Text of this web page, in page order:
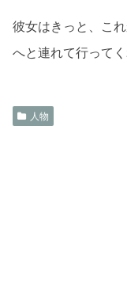
彼女はきっと、こ
へと連れて行ってく
人物